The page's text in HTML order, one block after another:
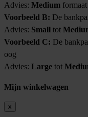
Advies: Medium
Voorbeeld B: De
Advies: Small tot
Voorbeeld C: De
oog
Advies: Large tot
Mijn winkelwagen
x